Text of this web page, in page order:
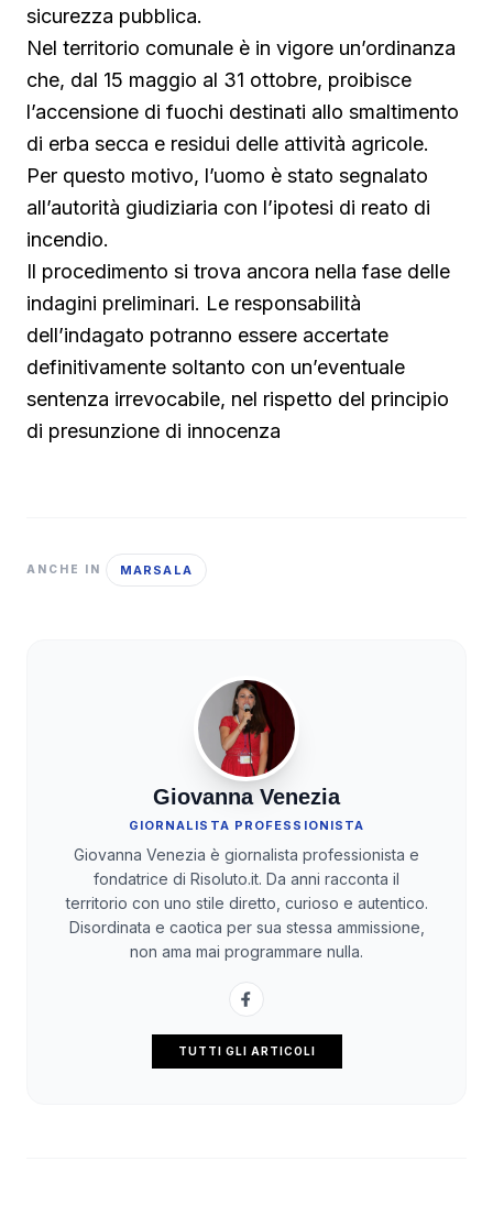
sicurezza pubblica.
Nel territorio comunale è in vigore un’ordinanza
che, dal 15 maggio al 31 ottobre, proibisce
l’accensione di fuochi destinati allo smaltimento
di erba secca e residui delle attività agricole.
Per questo motivo, l’uomo è stato segnalato
all’autorità giudiziaria con l’ipotesi di reato di
incendio.
Il procedimento si trova ancora nella fase delle
indagini preliminari. Le responsabilità
dell’indagato potranno essere accertate
definitivamente soltanto con un’eventuale
sentenza irrevocabile, nel rispetto del principio
di presunzione di innocenza
ANCHE IN MARSALA
Giovanna Venezia
GIORNALISTA PROFESSIONISTA
Giovanna Venezia è giornalista professionista e
fondatrice di Risoluto.it. Da anni racconta il
territorio con uno stile diretto, curioso e autentico.
Disordinata e caotica per sua stessa ammissione,
non ama mai programmare nulla.
TUTTI GLI ARTICOLI